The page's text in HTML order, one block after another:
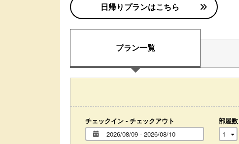
日帰りプランはこちら
プラン一覧
チェックイン - チェックアウト
部屋数